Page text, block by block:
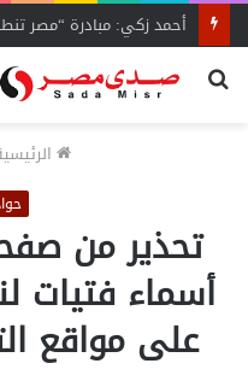
أحمد زكي: مبادرة “مصر
بحث
تحذير من
أسماء فتيات
على مواقع